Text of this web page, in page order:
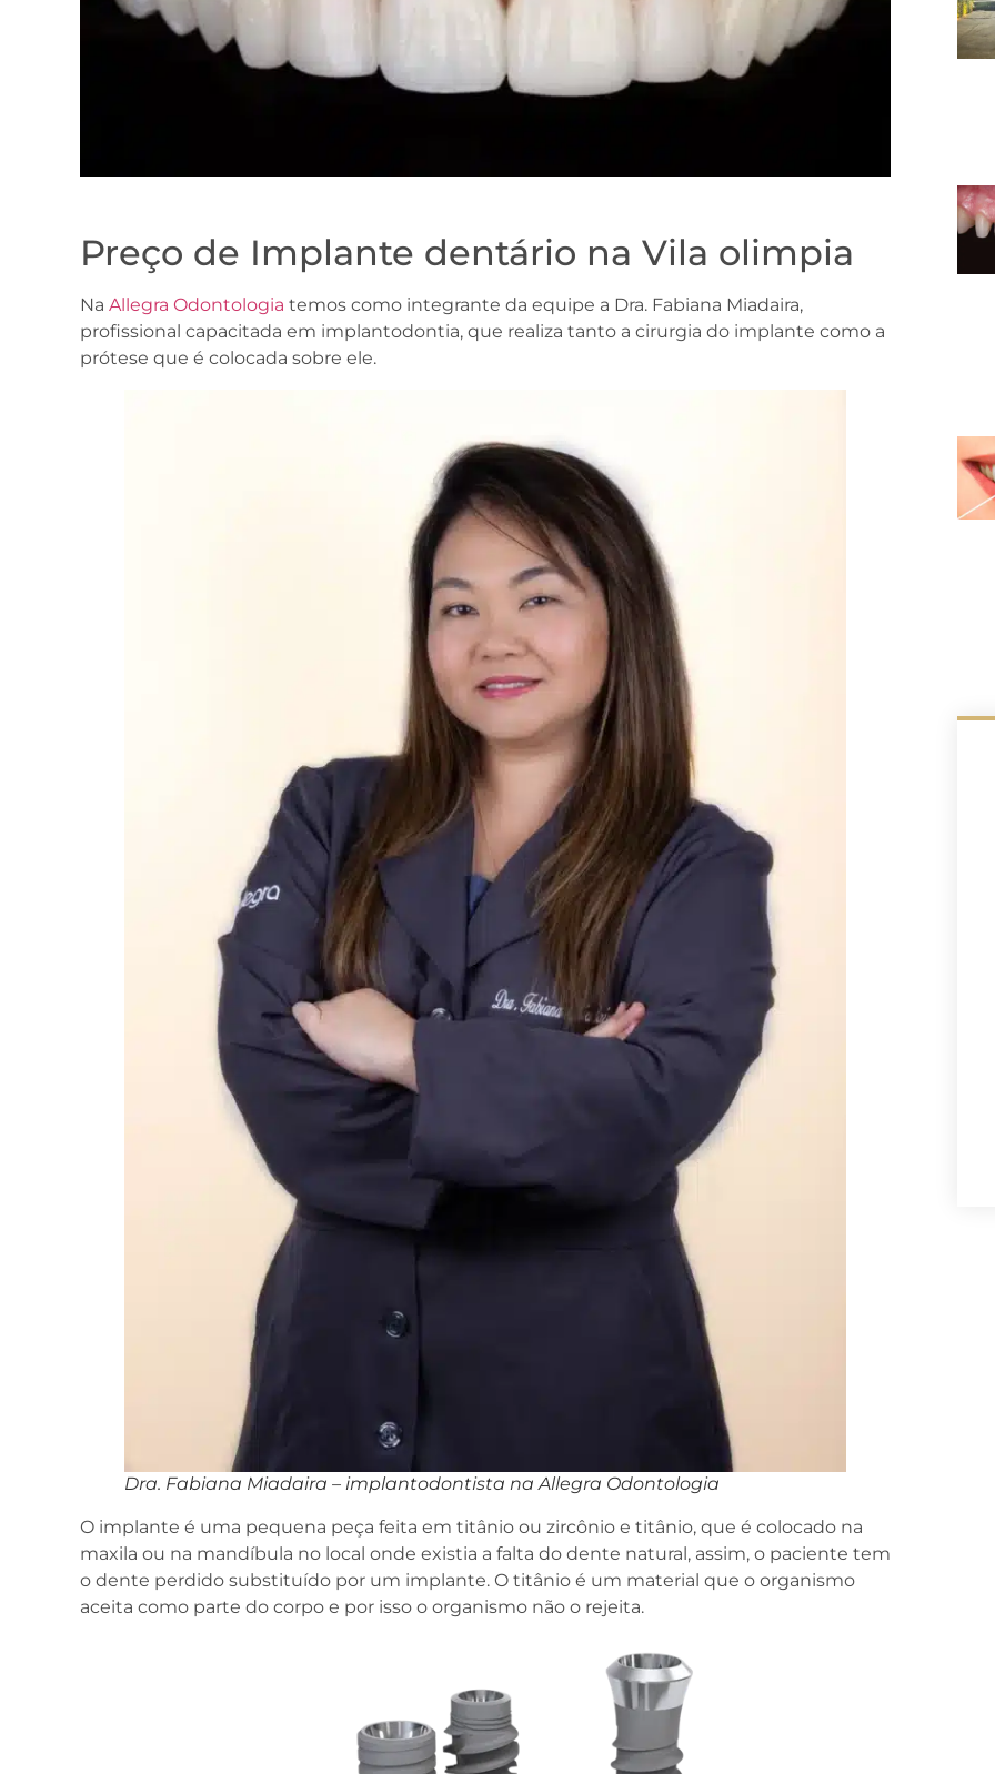
Preço de Implante dentário na Vila olimpia
Na Allegra Odontologia temos como integrante da equipe a Dra. Fabiana Miadaira,
profissional capacitada em implantodontia, que realiza tanto a cirurgia do implante como a
prótese que é colocada sobre ele.
Dra. Fabiana Miadaira – implantodontista na Allegra Odontologia
O implante é uma pequena peça feita em titânio ou zircônio e titânio, que é colocado na
maxila ou na mandíbula no local onde existia a falta do dente natural, assim, o paciente tem
o dente perdido substituído por um implante. O titânio é um material que o organismo
aceita como parte do corpo e por isso o organismo não o rejeita.